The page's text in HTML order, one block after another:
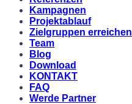
Kampagnen
Projektablauf
Zielgruppen erreichen
Team
Blog
Download
KONTAKT
FAQ
Werde Partner